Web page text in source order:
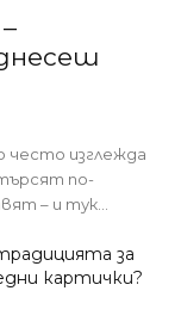
често изглежда
по-
– и тук...
за
картички?